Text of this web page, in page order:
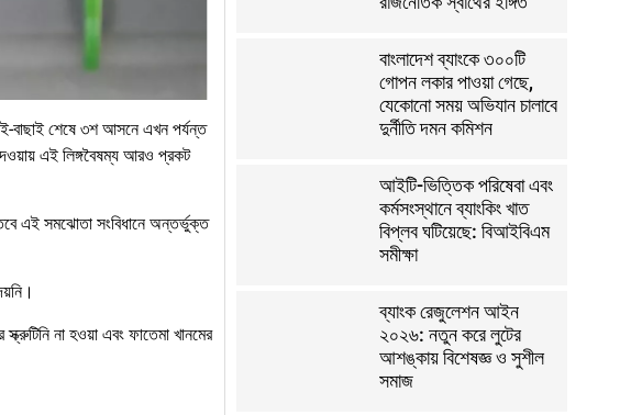
বাছাই শেষে ৩শ আসনে এখন পর্যন্ত
এই লিঙ্গবৈষম্য আরও প্রকট
এই সমঝোতা সংবিধানে অন্তর্ভুক্ত
না হওয়া এবং ফাতেমা খানমের
বাংলাদেশ ব্যাংকে ৩০০টি
গোপন লকার পাওয়া গেছে,
যেকোনো সময় অভিযান চালাবে
দুর্নীতি দমন কমিশন
আইটি-ভিত্তিক পরিষেবা এবং
কর্মসংস্থানে ব্যাংকিং খাত
বিপ্লব ঘটিয়েছে: বিআইবিএম
সমীক্ষা
ব্যাংক রেজুলেশন আইন
২০২৬: নতুন করে লুটের
আশঙ্কায় বিশেষজ্ঞ ও সুশীল
সমাজ